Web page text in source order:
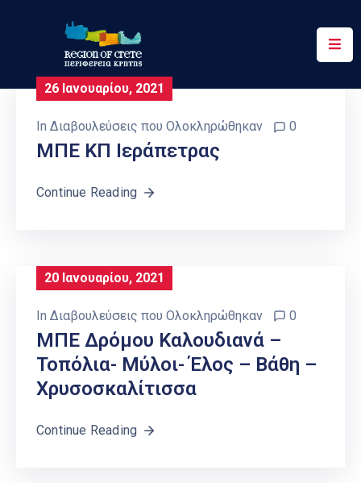
Περιφέρεια
Έργα
Επικοινωνία
26 Ιανουαρίου, 2021
In Διαβουλεύσεις που Ολοκληρώθηκαν 0
ΜΠΕ ΚΠ Ιεράπετρας
Continue Reading
20 Ιανουαρίου, 2021
In Διαβουλεύσεις που Ολοκληρώθηκαν 0
ΜΠΕ Δρόμου Καλουδιανά –
Τοπόλια- Μύλοι- Έλος – Βάθη –
Χρυσοσκαλίτισσα
Continue Reading